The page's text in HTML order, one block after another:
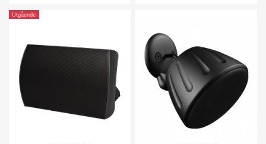
Utgående